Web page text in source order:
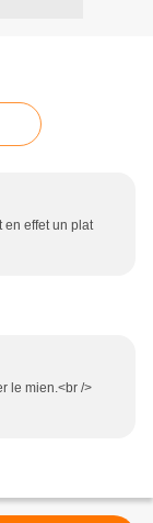
en effet un plat
le mien.<br />